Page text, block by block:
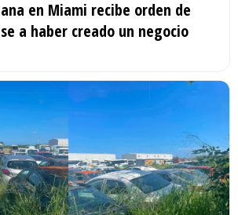
en Miami recibe orden de
a haber creado un negocio